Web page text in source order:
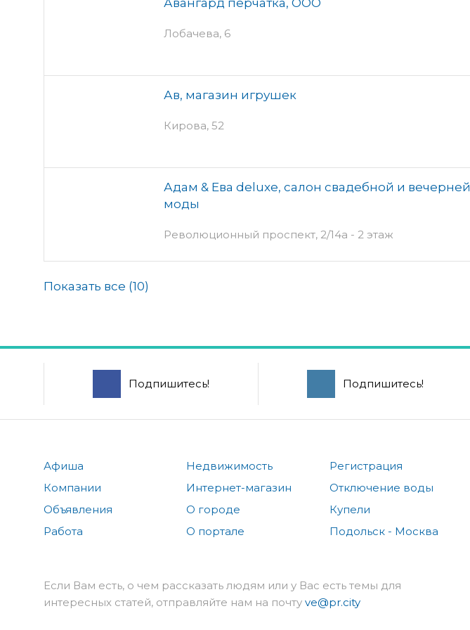
Лобачева, 6
Ав, магазин игрушек
Кирова, 52
Адам & Ева deluxe, салон свадебной и вечерней
моды
Революционный проспект, 2/14а - 2 этаж
Показать все (10)
Подпишитесь! Подпишитесь!
Афиша
Компании
Объявления
Работа
Недвижимость
Интернет-магазин
О городе
О портале
Регистрация
Отключение воды
Купели
Подольск - Москва
Если Вам есть, о чем рассказать людям или у Вас есть темы для
интересных статей, отправляйте нам на почту ve@pr.city